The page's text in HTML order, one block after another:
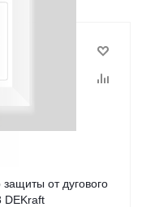
от дугового
DEKraft